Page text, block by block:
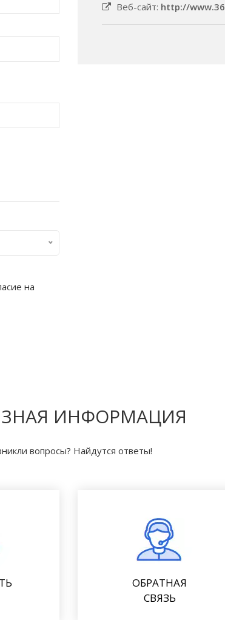
на
Веб-сайт: http://
ИНФОРМАЦИЯ
вопросы? Найдутся ответы!
ОБРАТНАЯ
СВЯЗЬ